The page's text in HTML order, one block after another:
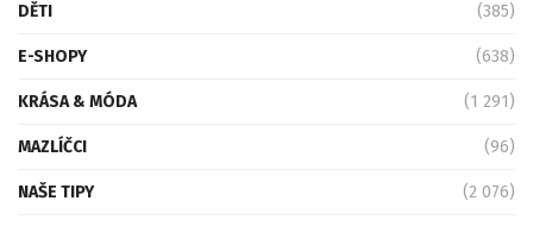
DĚTI (385)
E-SHOPY (638)
KRÁSA & MÓDA (1 291)
MAZLÍČCI (96)
NAŠE TIPY (2 076)